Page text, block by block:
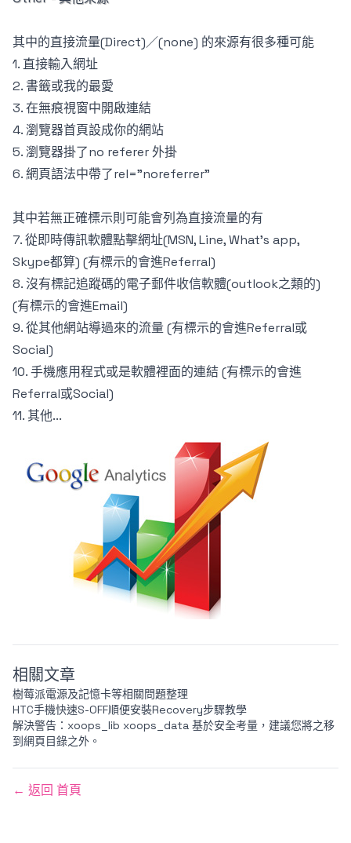
其中的直接流量(Direct)／(none) 的來源有很多種可能
1. 直接輸入網址
2. 書籤或我的最愛
3. 在無痕視窗中開啟連結
4. 瀏覽器首頁設成你的網站
5. 瀏覽器掛了no referer 外掛
6. 網頁語法中帶了rel=”noreferrer”
其中若無正確標示則可能會列為直接流量的有
7. 從即時傳訊軟體點擊網址(MSN, Line, What's app,
Skype都算) (有標示的會進Referral)
8. 沒有標記追蹤碼的電子郵件收信軟體(outlook之類的)
(有標示的會進Email)
9. 從其他網站導過來的流量 (有標示的會進Referral或
Social)
10. 手機應用程式或是軟體裡面的連結 (有標示的會進
Referral或Social)
11. 其他...
相關文章
樹莓派電源及記憶卡等相關問題整理
HTC手機快速S-OFF順便安裝Recovery步驟教學
解決警告：xoops_lib xoops_data 基於安全考量，建議您將之移
到網頁目錄之外。
← 返回 首頁